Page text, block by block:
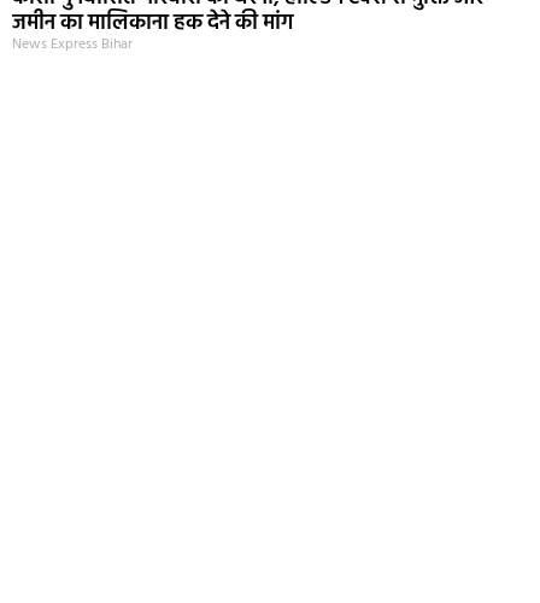
जमीन का मालिकाना हक देने की मांग
News Express Bihar